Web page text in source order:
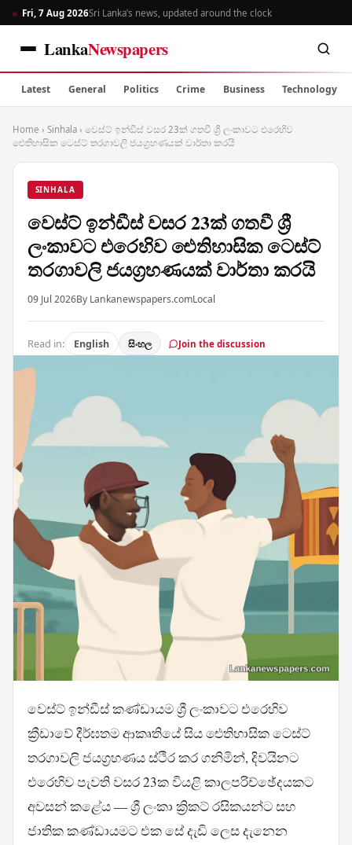
Fri, 7 Aug 2026Sri Lanka’s news, updated around the clock
LankaNewspapers
Latest General Politics Crime Business Technology
Home › Sinhala › වෙස්ට් ඉන්ඩීස් වසර 23ක් ගතවී ශ්‍රී ලංකාවට එරෙහිව
ඓතිහාසික ටෙස්ට් තරගාවලි ජයග්‍රහණයක් වාර්තා කරයි
SINHALA
වෙස්ට් ඉන්ඩීස් වසර 23ක් ගතවී ශ්‍රී
ලංකාවට එරෙහිව ඓතිහාසික ටෙස්ට්
තරගාවලි ජයග්‍රහණයක් වාර්තා කරයි
09 Jul 2026By Lankanewspapers.comLocal
Read in: English සිංහල Join the discussion
වෙස්ට් ඉන්ඩීස් කණ්ඩායම ශ්‍රී ලංකාවට එරෙහිව
ක්‍රීඩාවේ දීර්ඝතම ආකෘතියේ සිය ඓතිහාසික ටෙස්ට්
තරගාවලි ජයග්‍රහණය ස්ථිර කර ගනිමින්, දිවයිනට
එරෙහිව පැවති වසර 23ක වියළි කාලපරිච්ඡේදයකට
අවසන් කළේය — ශ්‍රී ලංකා ක්‍රිකට් රසිකයන්ට සහ
ජාතික කණ්ඩායමට එක සේ දැඩි ලෙස දැනෙන